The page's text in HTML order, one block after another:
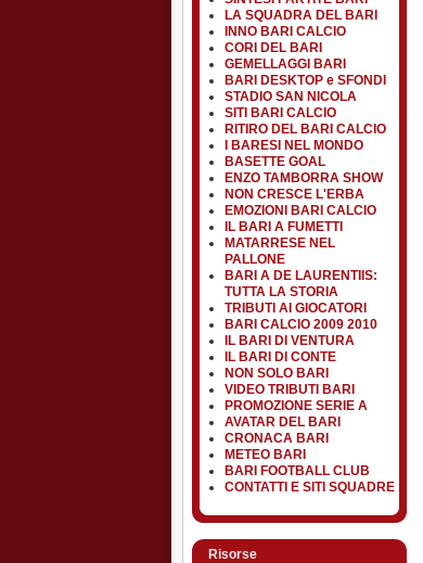
LA SQUADRA DEL BARI
INNO BARI CALCIO
CORI DEL BARI
GEMELLAGGI BARI
BARI DESKTOP e SFONDI
STADIO SAN NICOLA
SITI BARI CALCIO
RITIRO DEL BARI CALCIO
I BARESI NEL MONDO
BASETTE GOAL
ENZO TAMBORRA SHOW
NON CRESCE L'ERBA
EMOZIONI BARI CALCIO
IL BARI A FUMETTI
MATARRESE NEL
PALLONE
BARI A DE LAURENTIIS:
TUTTA LA STORIA
TRIBUTI AI GIOCATORI
BARI CALCIO 2009 2010
IL BARI DI VENTURA
IL BARI DI CONTE
NON SOLO BARI
VIDEO TRIBUTI BARI
PROMOZIONE SERIE A
AVATAR DEL BARI
CRONACA BARI
METEO BARI
BARI FOOTBALL CLUB
CONTATTI E SITI SQUADRE
Risorse